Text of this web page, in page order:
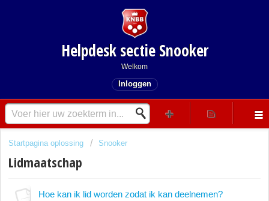
Helpdesk sectie Snooker
Welkom
Inloggen
Startpagina oplossing Snooker
Lidmaatschap
Hoe kan ik lid worden zodat ik kan deelnemen?